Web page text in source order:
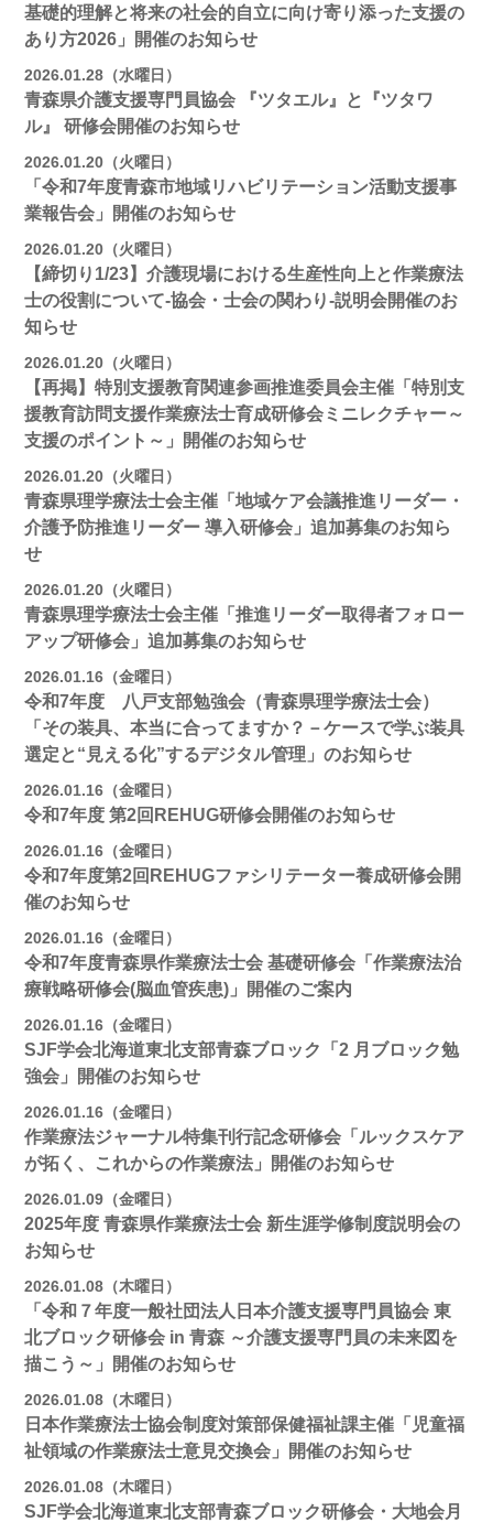
基礎的理解と将来の社会的自立に向け寄り添った支援の
あり方2026」開催のお知らせ
2026.01.28（水曜日）
青森県介護支援専門員協会 『ツタエル』と『ツタワ
ル』 研修会開催のお知らせ
2026.01.20（火曜日）
「令和7年度青森市地域リハビリテーション活動支援事
業報告会」開催のお知らせ
2026.01.20（火曜日）
【締切り1/23】介護現場における生産性向上と作業療法
士の役割について-協会・士会の関わり-説明会開催のお
知らせ
2026.01.20（火曜日）
【再掲】特別支援教育関連参画推進委員会主催「特別支
援教育訪問支援作業療法士育成研修会ミニレクチャー～
支援のポイント～」開催のお知らせ
2026.01.20（火曜日）
青森県理学療法士会主催「地域ケア会議推進リーダー・
介護予防推進リーダー 導入研修会」追加募集のお知ら
せ
2026.01.20（火曜日）
青森県理学療法士会主催「推進リーダー取得者フォロー
アップ研修会」追加募集のお知らせ
2026.01.16（金曜日）
令和7年度 八戸支部勉強会（青森県理学療法士会）
「その装具、本当に合ってますか？－ケースで学ぶ装具
選定と“見える化”するデジタル管理」のお知らせ
2026.01.16（金曜日）
令和7年度 第2回REHUG研修会開催のお知らせ
2026.01.16（金曜日）
令和7年度第2回REHUGファシリテーター養成研修会開
催のお知らせ
2026.01.16（金曜日）
令和7年度青森県作業療法士会 基礎研修会「作業療法治
療戦略研修会(脳血管疾患)」開催のご案内
2026.01.16（金曜日）
SJF学会北海道東北支部⻘森ブロック「2 月ブロック勉
強会」開催のお知らせ
2026.01.16（金曜日）
作業療法ジャーナル特集刊行記念研修会「ルックスケア
が拓く、これからの作業療法」開催のお知らせ
2026.01.09（金曜日）
2025年度 青森県作業療法士会 新生涯学修制度説明会の
お知らせ
2026.01.08（木曜日）
「令和７年度一般社団法人日本介護支援専門員協会 東
北ブロック研修会 in 青森 ～介護支援専門員の未来図を
描こう～」開催のお知らせ
2026.01.08（木曜日）
日本作業療法士協会制度対策部保健福祉課主催「児童福
祉領域の作業療法士意見交換会」開催のお知らせ
2026.01.08（木曜日）
SJF学会北海道東北支部青森ブロック研修会・大地会月